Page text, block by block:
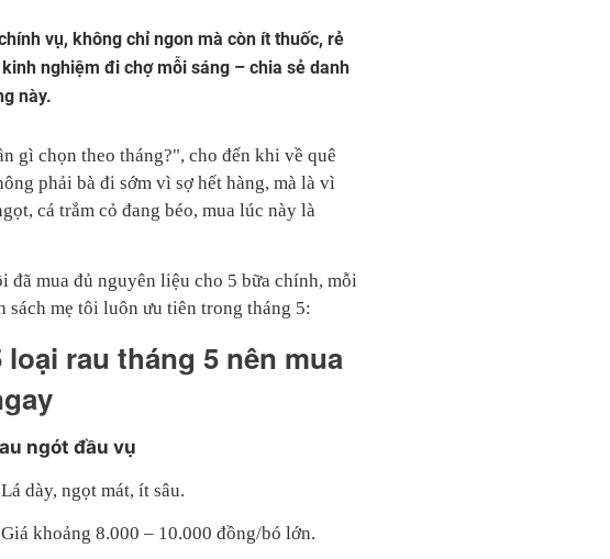
vụ, không chỉ ngon mà còn ít thuốc, rẻ
nghiệm đi chợ mỗi sáng – chia sẻ danh
này.
gì chọn theo tháng?", cho đến khi về quê
phải bà đi sớm vì sợ hết hàng, mà là vì
cá trắm cỏ đang béo, mua lúc này là
đã mua đủ nguyên liệu cho 5 bữa chính, mỗi
sách mẹ tôi luôn ưu tiên trong tháng 5:
loại rau tháng 5 nên mua
ngót đầu vụ
dày, ngọt mát, ít sâu.
khoảng 8.000 – 10.000 đồng/bó lớn.